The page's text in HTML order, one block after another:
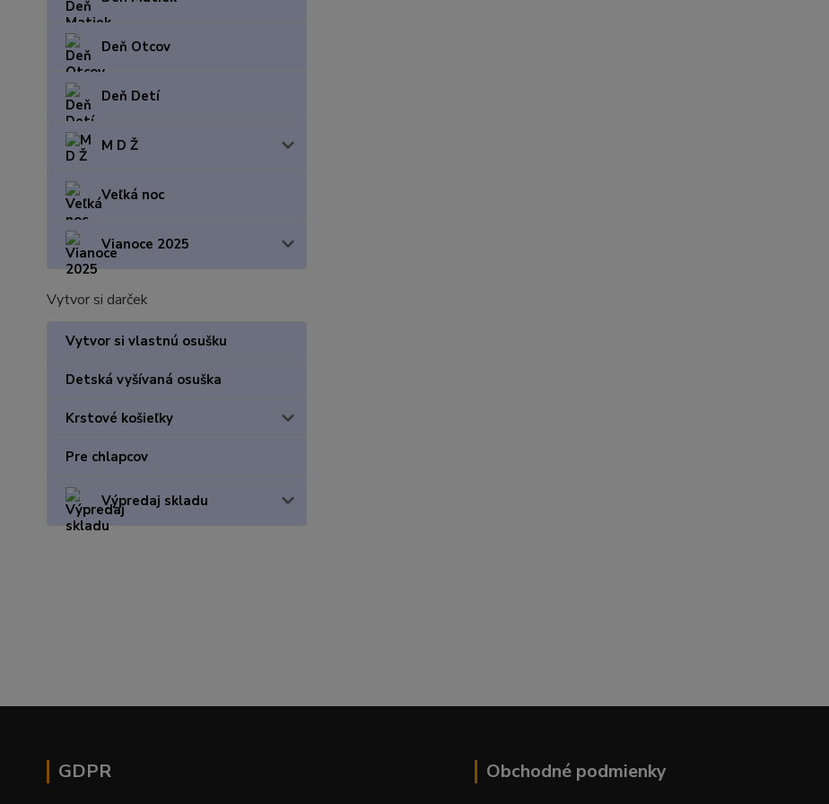
Deň Otcov
Deň Detí
M D Ž
Veľká noc
Vianoce 2025
Vytvor si darček
Vytvor si vlastnú osušku
Detská vyšívaná osuška
Krstové košieľky
Pre chlapcov
Výpredaj skladu
GDPR Obchodné podmienky